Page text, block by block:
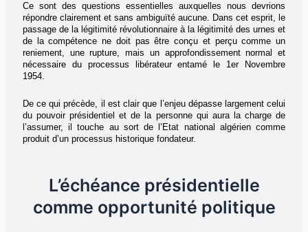
Ce sont des questions essentielles auxquelles nous devrions
répondre clairement et sans ambiguïté aucune. Dans cet esprit, le
passage de la légitimité révolutionnaire à la légitimité des urnes et
de la compétence ne doit pas être conçu et perçu comme un
reniement, une rupture, mais un approfondissement normal et
nécessaire du processus libérateur entamé le 1er Novembre
1954.
De ce qui précède, il est clair que l’enjeu dépasse largement celui
du pouvoir présidentiel et de la personne qui aura la charge de
l’assumer, il touche au sort de l’Etat national algérien comme
produit d’un processus historique fondateur.
L’échéance présidentielle
comme opportunité politique